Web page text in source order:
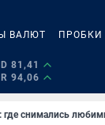
ВАЛЮТ ПРОБКИ
81,41
94,06
где снимались